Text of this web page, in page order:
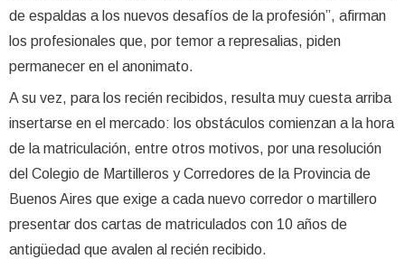
de espaldas a los nuevos desafíos de la profesión”, afirman
los profesionales que, por temor a represalias, piden
permanecer en el anonimato.
A su vez, para los recién recibidos, resulta muy cuesta arriba
insertarse en el mercado: los obstáculos comienzan a la hora
de la matriculación, entre otros motivos, por una resolución
del Colegio de Martilleros y Corredores de la Provincia de
Buenos Aires que exige a cada nuevo corredor o martillero
presentar dos cartas de matriculados con 10 años de
antigüedad que avalen al recién recibido.